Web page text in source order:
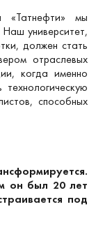
«Татнефти» мы
университет,
должен стать
отраслевых
когда именно
способных
он был 20 лет
под